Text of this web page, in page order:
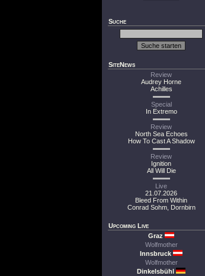
Suche
SiteNews
Review
Audrey Horne
Achilles
Special
In Extremo
Review
North Sea Echoes
How To Cast A Shadow
Review
Ignition
All Will Die
Live
21.07.2026
Bleed From Within
Conrad Sohm, Dornbirn
Upcoming Live
Graz
Wolfmother
Innsbruck
Wolfmother
Dinkelsbühl